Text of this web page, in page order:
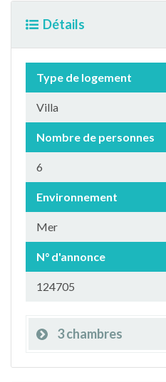
Détails
Type de logement
Villa
Nombre de personnes
6
Environnement
Mer
N° d'annonce
124705
3 chambres